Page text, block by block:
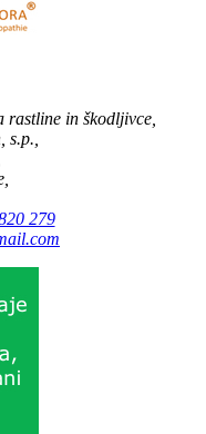
rastline in škodljivce,
s.p.,
279